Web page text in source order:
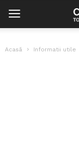
Acasă Informatii utile